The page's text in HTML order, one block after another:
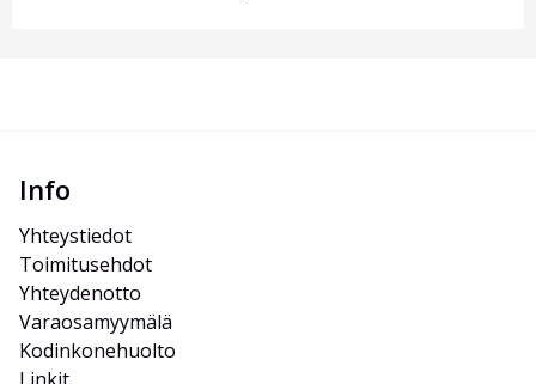
Info
Yhteystiedot
Toimitusehdot
Yhteydenotto
Varaosamyymälä
Kodinkonehuolto